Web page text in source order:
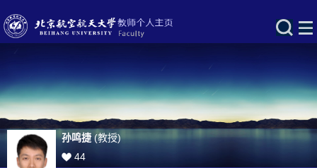
孙鸣捷(教授)
44